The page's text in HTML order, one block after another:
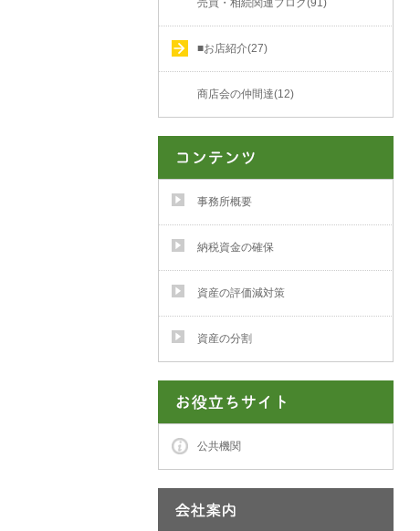
売買・相続関連ブログ(91)
■お店紹介(27)
商店会の仲間達(12)
事務所概要
納税資金の確保
資産の評価減対策
資産の分割
公共機関